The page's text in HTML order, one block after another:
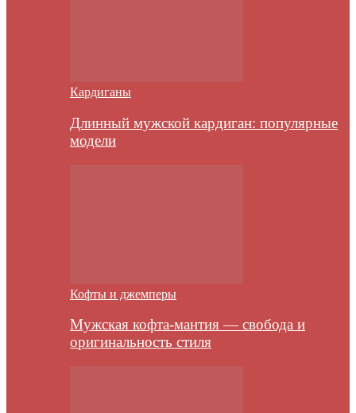
Кардиганы
Длинный мужской кардиган: популярные
модели
Кофты и джемперы
Мужская кофта-мантия — свобода и
оригинальность стиля